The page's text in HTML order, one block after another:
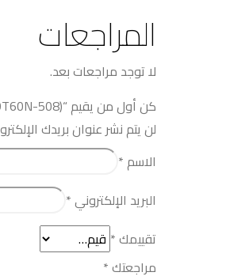
المراجعات
لا توجد مراجعات بعد.
كن أول من يقيم “CARRIER Floor Standing Elegant Pro 7.5 HP, Heat Pump (53KFGDT60N-508)”
لن يتم نشر عنوان بريدك
الاسم*
البريد الإلكتروني*
تقييمك*
مراجعتك*